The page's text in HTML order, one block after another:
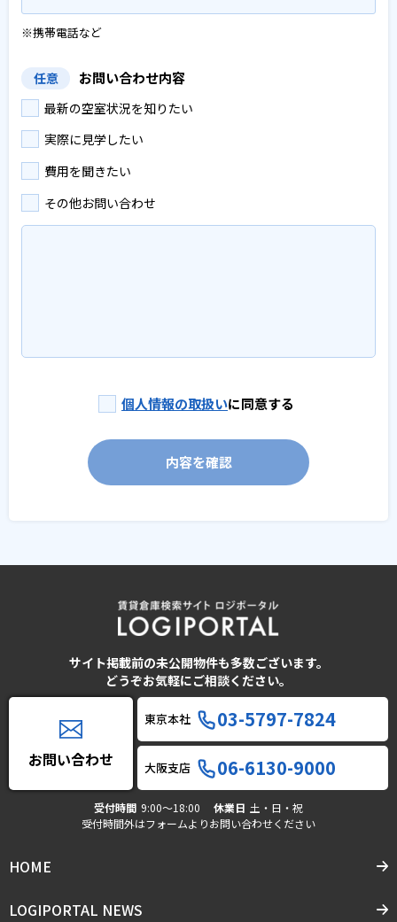
※携帯電話など
任意 お問い合わせ内容
最新の空室状況を知りたい
実際に見学したい
費用を聞きたい
その他お問い合わせ
個人情報の取扱いに同意する
内容を確認
サイト掲載前の未公開物件も多数ございます。
どうぞお気軽にご相談ください。
お問い合わせ
東京本社 03-5797-7824
大阪支店 06-6130-9000
受付時間 9:00〜18:00 休業日 土・日・祝
受付時間外はフォームよりお問い合わせください
HOME
LOGIPORTAL NEWS